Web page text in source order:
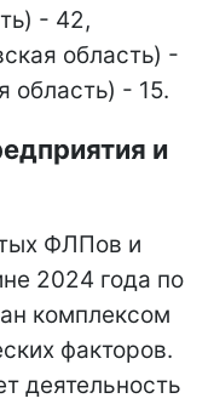
- 42,
область) -
область) - 15.
и
ФЛПов и
2024 года по
комплексом
факторов.
деятельность